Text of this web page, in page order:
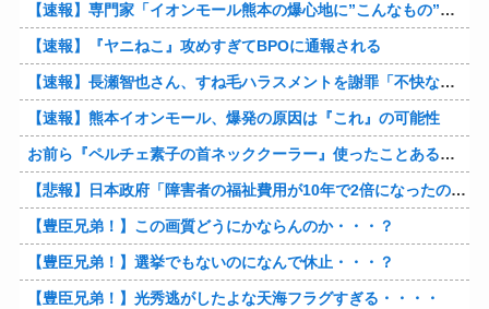
【速報】専門家「イオンモール熊本の爆心地に”こんなもの”があったんだけど…」
【速報】『ヤニねこ』攻めすぎてBPOに通報される
【速報】長瀬智也さん、すね毛ハラスメントを謝罪「不快な思いをさせて申し訳ありませんでした」
【速報】熊本イオンモール、爆発の原因は『これ』の可能性
お前ら『ペルチェ素子の首ネッククーラー』使ったことあるか？
【悲報】日本政府「障害者の福祉費用が10年で2倍になったので抑制します」
【豊臣兄弟！】この画質どうにかならんのか・・・？
【豊臣兄弟！】選挙でもないのになんで休止・・・？
【豊臣兄弟！】光秀逃がしたよな天海フラグすぎる・・・・